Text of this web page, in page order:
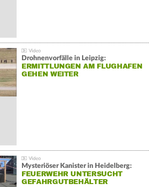
Drohnenvorfälle in Leipzig:
ERMITTLUNGEN AM FLUGHAFEN
GEHEN WEITER
Mysteriöser Kanister in Heidelberg:
FEUERWEHR UNTERSUCHT
GEFAHRGUTBEHÄLTER